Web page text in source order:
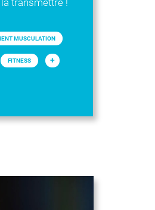
transmettre !
MUSCULATION
FITNESS +